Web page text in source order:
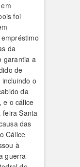
foi
da
garantia a
de
o
da
e o cálice
feira Santa
das
Cálice
à
guerra